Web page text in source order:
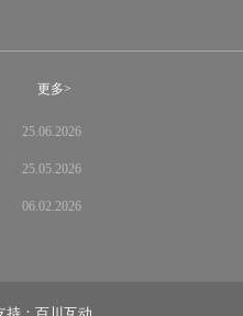
更多>
25.06.2026
25.05.2026
06.02.2026